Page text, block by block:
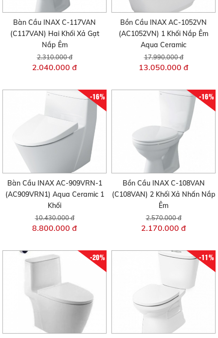
Bàn Cầu INAX C-117VAN
(C117VAN) Hai Khối Xả Gạt
Nắp Êm
2.310.000 đ
2.040.000 đ
Bồn Cầu INAX AC-1052VN
(AC1052VN) 1 Khối Nắp Êm
Aqua Ceramic
17.990.000 đ
13.050.000 đ
-16%
Bàn Cầu INAX AC-909VRN-1
(AC909VRN1) Aqua Ceramic 1
Khối
10.430.000 đ
8.800.000 đ
-16%
Bồn Cầu INAX C-108VAN
(C108VAN) 2 Khối Xả Nhấn Nắp
Êm
2.570.000 đ
2.170.000 đ
-20% -11%